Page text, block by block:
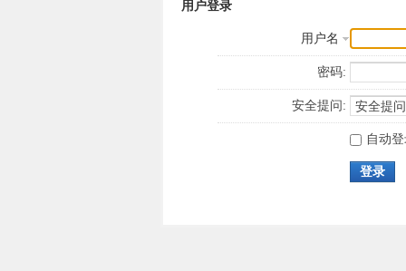
用户登录
用户名
密码:
安全提问:
自动
登录